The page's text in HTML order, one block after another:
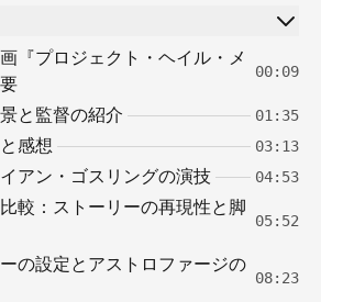
『プロジェクト・ヘイル・メ
00:09
と監督の紹介 01:35
感想 03:13
アン・ゴスリングの演技 04:53
較：ストーリーの再現性と脚
05:52
の設定とアストロファージの
08:23